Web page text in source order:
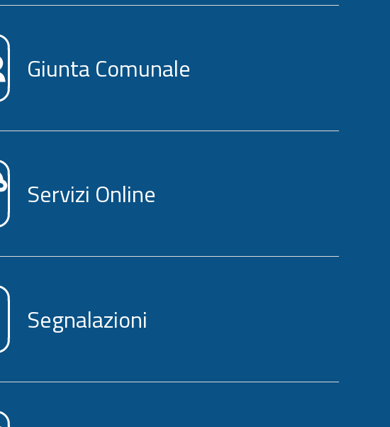
Giunta Comunale
Servizi Online
Segnalazioni